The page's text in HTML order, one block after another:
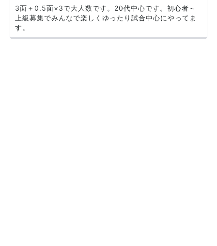
3面＋0.5面×3で大人数です。20代中心です。初心者～
上級募集でみんなで楽しくゆったり試合中心にやってま
す。